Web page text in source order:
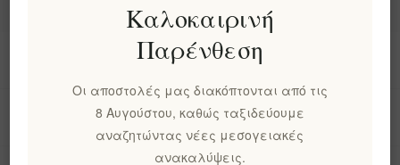
Πληροφορίες
Ο λογαριασμός μου
Καλοκαιρινή
Παρένθεση
Οι αποστολές μας διακόπτονται από τις
8 Αυγούστου, καθώς ταξιδεύουμε
αναζητώντας νέες μεσογειακές
ανακαλύψεις.